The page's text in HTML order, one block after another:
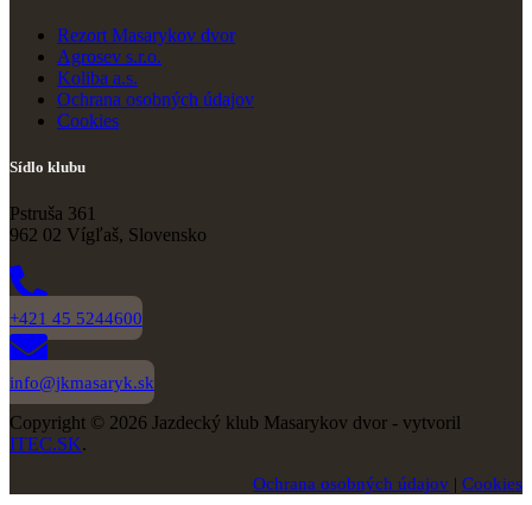
Rezort Masarykov dvor
Agrosev s.r.o.
Koliba a.s.
Ochrana osobných údajov
Cookies
Sídlo klubu
Pstruša 361
962 02 Vígľaš, Slovensko
+421 45 5244600
info@jkmasaryk.sk
Copyright © 2026 Jazdecký klub Masarykov dvor - vytvoril
ITEC.SK.
Ochrana osobných údajov | Cookies